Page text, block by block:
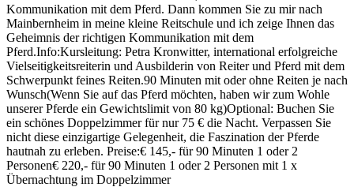
Kommunikation mit dem Pferd. Dann kommen Sie zu mir nach
Mainbernheim in meine kleine Reitschule und ich zeige Ihnen das
Geheimnis der richtigen Kommunikation mit dem
Pferd.Info:Kursleitung: Petra Kronwitter, international erfolgreiche
Vielseitigkeitsreiterin und Ausbilderin von Reiter und Pferd mit dem
Schwerpunkt feines Reiten.90 Minuten mit oder ohne Reiten je nach
Wunsch(Wenn Sie auf das Pferd möchten, haben wir zum Wohle
unserer Pferde ein Gewichtslimit von 80 kg)Optional: Buchen Sie
ein schönes Doppelzimmer für nur 75 € die Nacht. Verpassen Sie
nicht diese einzigartige Gelegenheit, die Faszination der Pferde
hautnah zu erleben. Preise:€ 145,- für 90 Minuten 1 oder 2
Personen€ 220,- für 90 Minuten 1 oder 2 Personen mit 1 x
Übernachtung im Doppelzimmer